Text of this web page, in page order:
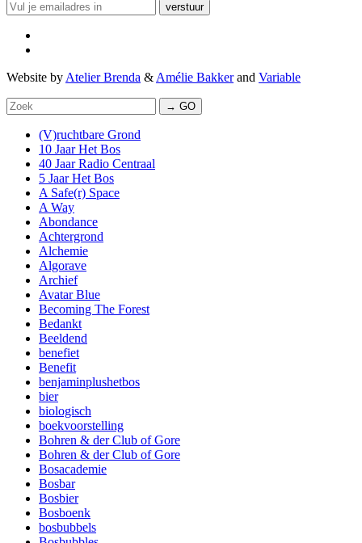
verstuur
Website by Atelier Brenda & Amélie Bakkerand Variable
→ GO
(V)ruchtbare Grond
10 Jaar Het Bos
40 Jaar Radio Centraal
5 Jaar Het Bos
A Safe(r) Space
A Way
Abondance
Achtergrond
Alchemie
Algorave
Archief
Avatar Blue
Becoming The Forest
Bedankt
Beeldend
benefiet
Benefit
benjaminplushetbos
bier
biologisch
boekvoorstelling
Bohren & der Club of Gore
Bohren & der Club of Gore
Bosacademie
Bosbar
Bosbier
Bosboenk
bosbubbels